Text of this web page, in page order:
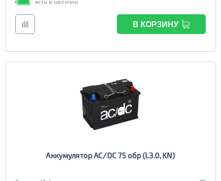
есть в наличии
В КОРЗИНУ
Аккумулятор AC/DC 75 обр (L3.0, KN)